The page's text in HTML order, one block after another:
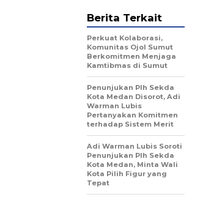
Berita Terkait
Perkuat Kolaborasi,
Komunitas Ojol Sumut
Berkomitmen Menjaga
Kamtibmas di Sumut
Penunjukan Plh Sekda
Kota Medan Disorot, Adi
Warman Lubis
Pertanyakan Komitmen
terhadap Sistem Merit
Adi Warman Lubis Soroti
Penunjukan Plh Sekda
Kota Medan, Minta Wali
Kota Pilih Figur yang
Tepat